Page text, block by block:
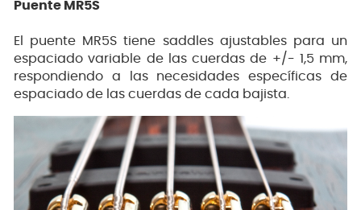
Puente MR5S
El puente MR5S tiene saddles ajustables para un
espaciado variable de las cuerdas de +/- 1,5 mm,
respondiendo a las necesidades específicas de
espaciado de las cuerdas de cada bajista.